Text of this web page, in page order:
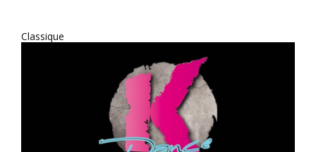
Classique